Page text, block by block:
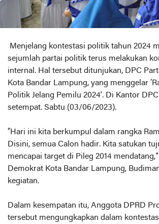
Menjelang kontestasi politik tahun 2024
sejumlah partai politik terus melakukan
internal. Hal tersebut ditunjukan, DPC
Kota Bandar Lampung, yang menggelar
Politik Jelang Pemilu 2024’. Di Kantor
setempat. Sabtu (03/06/2023).
“Hari ini kita berkumpul dalam rangka
Disini, semua Calon hadir. Kita satukan
mencapai target di Pileg 2014
Demokrat Kota Bandar Lampung,
kegiatan.
Dalam kesempatan itu, Anggota DPRD
tersebut mengungkapkan dalam